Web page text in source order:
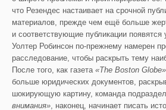
что Резендес настаивает на срочной
материалов, прежде чем ещё больше
и соответствующие публикации появятся
Уолтер Робинсон по-прежнему намерен
расследование, чтобы раскрыть тему
После того, как газета «The Boston Globe»
больше юридических документов,
шокирующую картину, команда
внимания», наконец, начинает писать